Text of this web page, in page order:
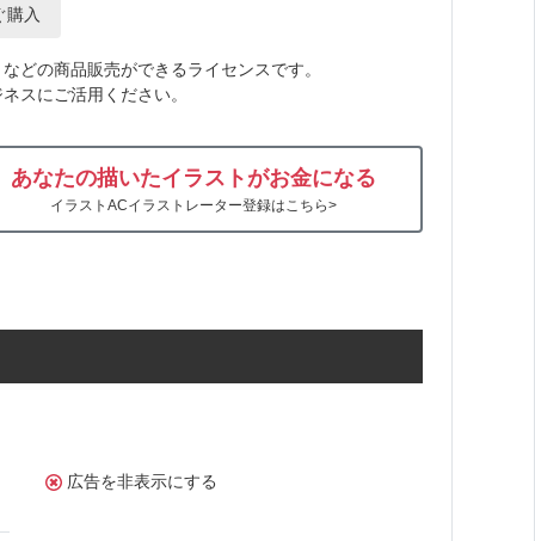
購入
どの商品販売ができるライセンスです。
スにご活用ください。
あなたの描いたイラストがお金になる
イラストACイラストレーター登録はこちら>
広告を非表示にする